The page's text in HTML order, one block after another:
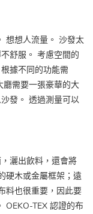
想想人流量。 沙發太
舒服。 考慮空間的
據不同的功能需
廳需要一張豪華的大
發。 透過測量可以
灑出飲料，還會將
硬木或金屬框架；遠
料也很重要，因此要
OEKO-TEX 認證的布